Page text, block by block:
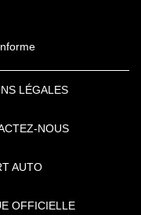
LÉGALES
NOUS
AUTO
OFFICIELLE